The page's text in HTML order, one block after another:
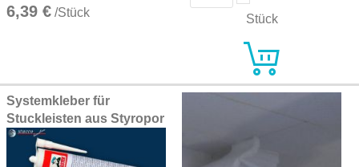
6,39 € /Stück Stück
Systemkleber für
Stuckleisten aus Styropor